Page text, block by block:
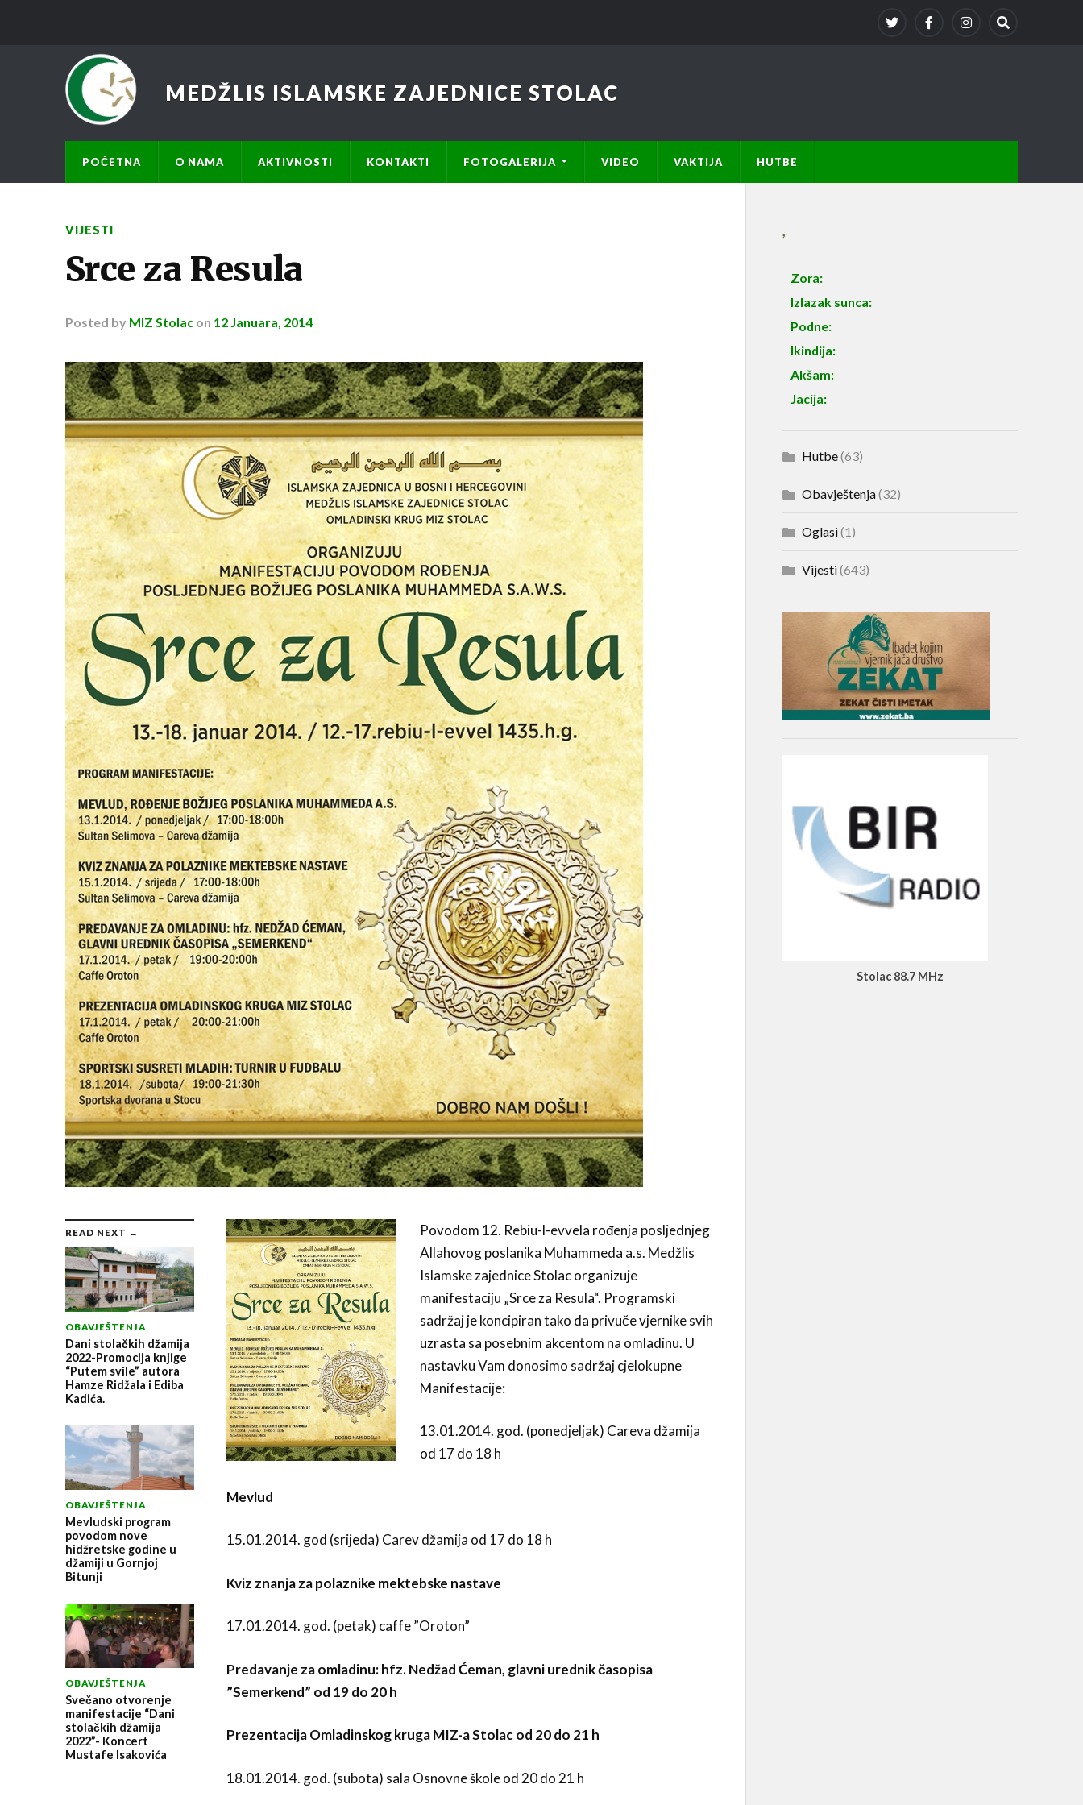
MEDŽLIS ISLAMSKE ZAJEDNICE STOLAC
POČETNA O NAMA AKTIVNOSTI KONTAKTI FOTOGALERIJA VIDEO VAKTIJA HUTBE
VIJESTI
Srce za Resula
Posted by MIZ Stolac on 12 Januara, 2014
READ NEXT →
OBAVJEŠTENJA
Dani stolačkih džamija
2022-Promocija knjige
“Putem svile” autora
Hamze Ridžala i Ediba
Kadića.
OBAVJEŠTENJA
Mevludski program
povodom nove
hidžretske godine u
džamiji u Gornjoj
Bitunji
OBAVJEŠTENJA
Svečano otvorenje
manifestacije “Dani
stolačkih džamija
2022”- Koncert
Mustafe Isakovića
Povodom 12. Rebiu-l-evvela rođenja posljednjeg
Allahovog poslanika Muhammeda a.s. Medžlis
Islamske zajednice Stolac organizuje
manifestaciju „Srce za Resula“. Programski
sadržaj je koncipiran tako da privuče vjernike svih
uzrasta sa posebnim akcentom na omladinu. U
nastavku Vam donosimo sadržaj cjelokupne
Manifestacije:
13.01.2014. god. (ponedjeljak) Careva džamija
od 17 do 18 h
Mevlud
15.01.2014. god (srijeda) Carev džamija od 17 do 18 h
Kviz znanja za polaznike mektebske nastave
17.01.2014. god. (petak) caffe ”Oroton”
Predavanje za omladinu: hfz. Nedžad Ćeman, glavni urednik časopisa
”Semerkend” od 19 do 20 h
Prezentacija Omladinskog kruga MIZ-a Stolac od 20 do 21 h
18.01.2014. god. (subota) sala Osnovne škole od 20 do 21 h
,
Zora:
Izlazak sunca:
Podne:
Ikindija:
Akšam:
Jacija:
Hutbe(63)
Obavještenja(32)
Oglasi(1)
Vijesti(643)
Stolac 88.7 MHz